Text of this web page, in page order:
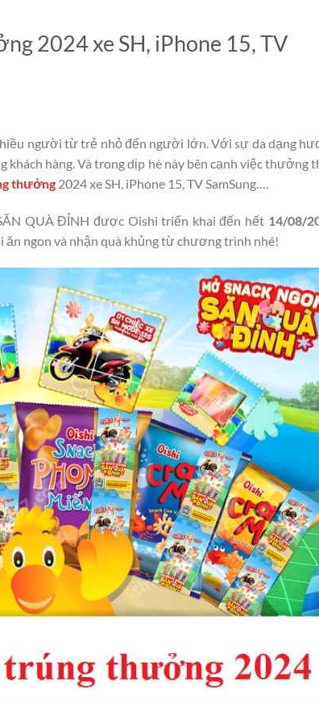
2024 xe SH, iPhone 15, TV
người từ trẻ nhỏ đến người lớn. Với sự da dạng
hàng. Và trong dịp hè này bên cạnh việc thưởng
thưởng 2024 xe SH, iPhone 15, TV SamSung….
QUÀ ĐỈNH được Oishi triển khai đến hết 14/08/
ngon và nhận quà khủng từ chương trình nhé!